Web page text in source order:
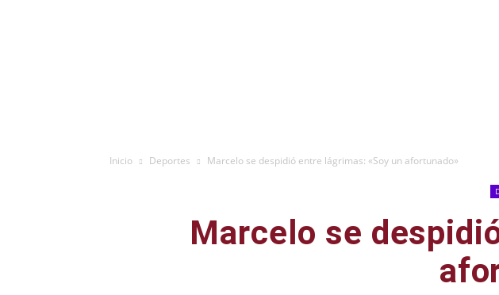
Inicio Deportes Marcelo se despidió entre lágrimas: «Soy un afortunado»
Marcelo se